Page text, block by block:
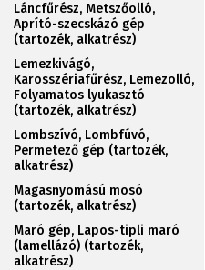
Láncfűrész, Metszőolló,
Aprító-szecskázó gép
(tartozék, alkatrész)
Lemezkivágó,
Karosszériafűrész, Lemezolló,
Folyamatos lyukasztó
(tartozék, alkatrész)
Lombszívó, Lombfúvó,
Permetező gép (tartozék,
alkatrész)
Magasnyomású mosó
(tartozék, alkatrész)
Maró gép, Lapos-tipli maró
(lamellázó) (tartozék,
alkatrész)